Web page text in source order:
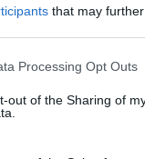
that may
Processing Opt Outs
out of the Sharing of